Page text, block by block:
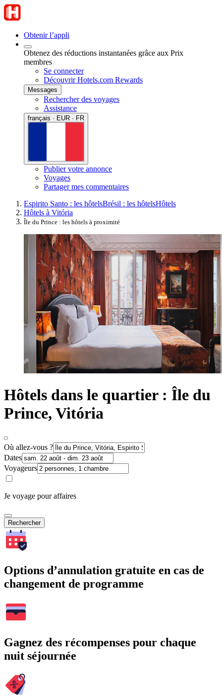
Obtenir l’appli
Obtenez des réductions instantanées grâce aux Prix
membres
Se connecter
Découvrir Hotels.com Rewards
Messages
Rechercher des voyages
Assistance
français · EUR · FR
Publier votre annonce
Voyages
Partager mes commentaires
Espirito Santo : les hôtelsBrésil : les hôtelsHôtels
Hôtels à Vitória
Île du Prince : les hôtels à proximité
Hôtels dans le quartier : Île du
Prince, Vitória
Où allez-vous ?
Dates
Voyageurs
Je voyage pour affaires
Rechercher
Options d’annulation gratuite en cas de
changement de programme
Gagnez des récompenses pour chaque
nuit séjournée